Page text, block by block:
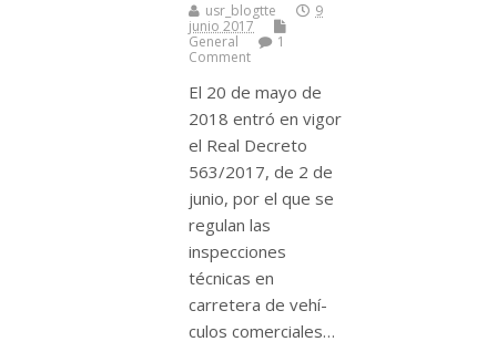
usr_blogtte
9
junio 2017
General
1
Comment
El 20 de mayo de
2018 entró en vigor
el Real Decreto
563/2017, de 2 de
junio, por el que se
regulan las
inspecciones
técnicas en
carretera de vehí­
culos comerciales…